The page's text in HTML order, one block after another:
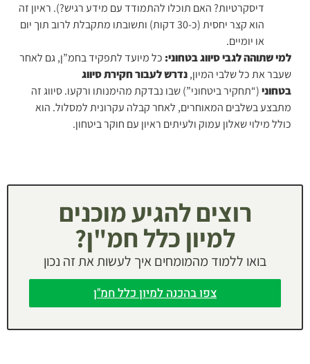
דיסקרטיות? האם תוכלו להתמודד עם מידע רגיש?). ראיון זה
הוא קצר יחסית (כ-30 דקות) ותשובתו מתקבלת לרוב תוך יום
או יומיים.
למי שתוהה לגבי סיווג בטחוני: כל מיועד לתפקיד בחמ”ן, גם לאחר
שעבר את כל שלבי המיון,נדרש לעבור חקירת סיווג
בטחוני(“תחקיר ביטחוני”) שבו נבדקת מהימנותו ורקעו. סיווג זה
מתבצע בשלבים המאוחרים, לאחר קבלה עקרונית למסלול. הוא
כולל מילוי שאלון עמוק ולעיתים ראיון עם חוקר ביטחון.
רוצים להגיע מוכנים
למיון כלל חמ"ן?
בואו ללמוד מהמומחים איך לעשות את זה נכון
צפו בהכנה למיון כלל חמ"ן